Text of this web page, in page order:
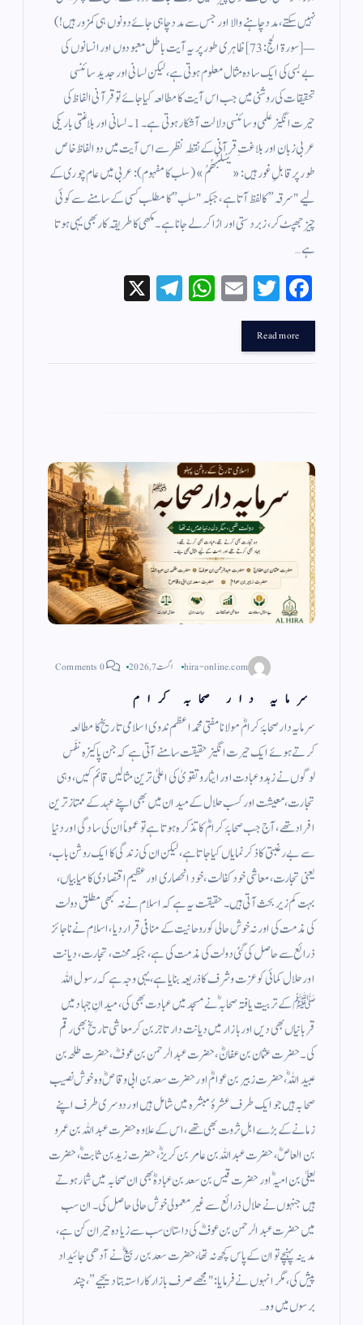
نہیں سکتے، مدد چاہنے والا اور جس سے مدد چاہی جائے دونوں ہی کمزور ہیں!)
— [سورۃ الحج: 73] ظاہری طور پر یہ آیت باطل معبودوں اور انسانوں کی
بے بسی کی ایک سادہ مثال معلوم ہوتی ہے، لیکن لسانی اور جدید سائنسی
تحقیقات کی روشنی میں جب اس آیت کا مطالعہ کیا جائے تو قرآنی الفاظ کی
حیرت انگیز علمی و سائنسی دلالت آشکار ہوتی ہے۔ 1۔ لسانی اور بلاغتی باریکی
عربی زبان اور بلاغتِ قرآنی کے نقطہ نظر سے اس آیت میں دو الفاظ خاص
طور پر قابلِ غور ہیں: «يَسْلُبْهُمُ» (سلب کا مفہوم): عربی میں عام چوری کے
لیے "سرقہ” کا لفظ آتا ہے، جبکہ "سلب” کا مطلب کسی کے سامنے سے کوئی
چیز جھپٹ کر، زبردستی اور اڑا کر لے جانا ہے۔ مکھی کا طریقہ کار بھی یہی ہوتا
ہے…
Fa
ce
bo
ok
T
wi
r
E
m
W
ha
Te
le
Read more
hira-online.com اگست 7, 2026 0 Comments
سرمایہ دار صحابہ کرام
سرمایہ دار صحابۂ کرامؓ مولانا مفتی محمد اعظم ندوی اسلامی تاریخ کا مطالعہ
کرتے ہوئے ایک حیرت انگیز حقیقت سامنے آتی ہے کہ جن پاکیزہ نفَس
لوگوں نے زہد وعبادت اور ایثار وتقویٰ کی اعلیٰ ترین مثالیں قائم کیں، وہی
تجارت، معیشت اور کسب حلال کے میدان میں بھی اپنے عہد کے ممتاز ترین
افراد تھے، آج جب صحابۂ کرامؓ کا تذکرہ ہوتا ہے تو عموماً ان کی سادگی اور دنیا
سے بے رغبتی کا ذکر نمایاں کیا جاتا ہے، لیکن ان کی زندگی کا ایک روشن باب،
یعنی تجارت، معاشی خود کفالت، خود انحصاری اور عظیم اقتصادی کامیابیاں،
بہت کم زیر بحث آتی ہیں۔ حقیقت یہ ہے کہ اسلام نے نہ کبھی مطلق دولت
کی مذمت کی اور نہ خوش حالی کو روحانیت کے منافی قرار دیا، اسلام نے ناجائز
ذرائع سے حاصل کی گئی دولت کی مذمت کی ہے، جبکہ محنت، تجارت، دیانت
اور حلال کمائی کو عزت وشرف کا ذریعہ بنایا ہے، یہی وجہ ہے کہ رسول اللہ
ﷺ کے تربیت یافتہ صحابہؓ نے مسجد میں عبادت بھی کی، میدانِ جہاد میں
قربانیاں بھی دیں اور بازار میں دیانت دار تاجر بن کر معاشی تاریخ بھی رقم
کی۔ حضرت عثمان بن عفانؓ، حضرت عبدالرحمن بن عوفؓ، حضرت طلحہ بن
عبیداللہؓ، حضرت زبیر بن عوامؓ اور حضرت سعد بن ابی وقاصؓ وہ خوش نصیب
صحابہ ہیں جو ایک طرف عشرۂ مبشرہ میں شامل ہیں اور دوسری طرف اپنے
زمانے کے بڑے اہلِ ثروت بھی تھے، اس کے علاوہ حضرت عبداللہ بن عمرو
بن العاصؓ، حضرت عبداللہ بن عامر بن کریزؓ، حضرت زید بن ثابتؓ، حضرت
یعلیٰ بن امیہؓ اور حضرت قیس بن سعد بن عبادہؓ بھی ان صحابہ میں شمار ہوتے
ہیں جنہوں نے حلال ذرائع سے غیر معمولی خوش حالی حاصل کی۔ ان سب
میں حضرت عبدالرحمن بن عوفؓ کی داستان سب سے زیادہ حیران کن ہے،
مدینہ پہنچے تو ان کے پاس کچھ نہ تھا، حضرت سعد بن ربیعؓ نے آدھی جائیداد
پیش کی، مگر انہوں نے فرمایا: "مجھے صرف بازار کا راستہ بتا دیجیے”، چند
برسوں میں وہ…